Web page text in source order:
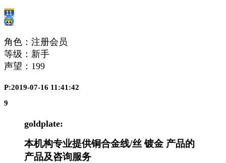
角色：注册会员
等级：新手
声望： 199
P:2019-07-16 11:41:42
9
goldplate:
本机构专业提供铜合金线/丝 镀金 产品的
产品及咨询服务